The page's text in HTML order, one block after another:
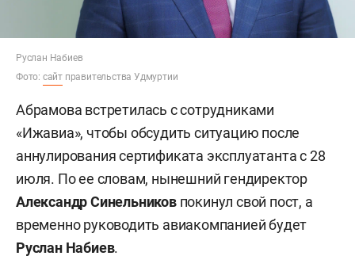
Руслан Набиев
Фото: сайт правительства Удмуртии
Абрамова встретилась с сотрудниками
«Ижавиа», чтобы обсудить ситуацию после
аннулирования сертификата эксплуатанта с 28
июля. По ее словам, нынешний гендиректор
Александр Синельниковпокинул свой пост, а
временно руководить авиакомпанией будет
Руслан Набиев.